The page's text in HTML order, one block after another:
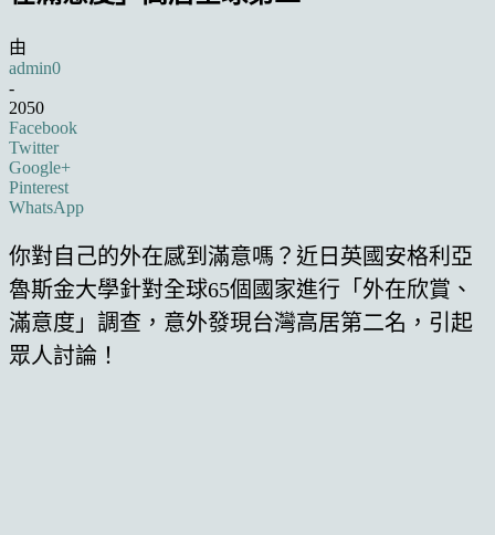
由
admin0
-
2050
Facebook
Twitter
Google+
Pinterest
WhatsApp
你對自己的外在感到滿意嗎？近日英國安格利亞
魯斯金大學針對全球65個國家進行「外在欣賞、
滿意度」調查，意外發現台灣高居第二名，引起
眾人討論！